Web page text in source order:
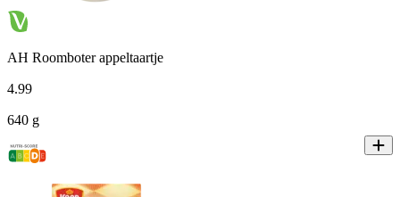
AH Roomboter appeltaartje
4.99
640 g